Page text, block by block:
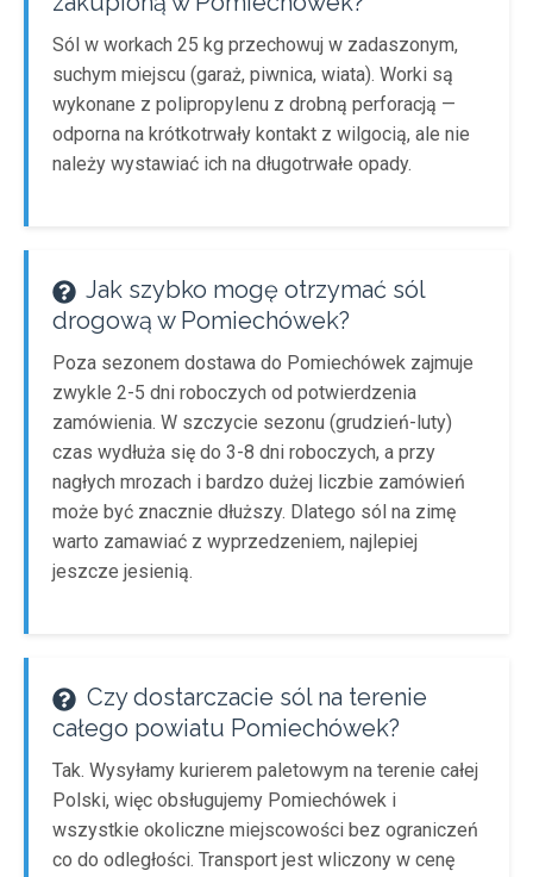
Sól w workach 25 kg przechowuj w zadaszonym,
suchym miejscu (garaż, piwnica, wiata). Worki są
wykonane z polipropylenu z drobną perforacją —
odporna na krótkotrwały kontakt z wilgocią, ale nie
należy wystawiać ich na długotrwałe opady.
Jak szybko mogę otrzymać sól
drogową w Pomiechówek?
Poza sezonem dostawa do Pomiechówek zajmuje
zwykle 2-5 dni roboczych od potwierdzenia
zamówienia. W szczycie sezonu (grudzień-luty)
czas wydłuża się do 3-8 dni roboczych, a przy
nagłych mrozach i bardzo dużej liczbie zamówień
może być znacznie dłuższy. Dlatego sól na zimę
warto zamawiać z wyprzedzeniem, najlepiej
jeszcze jesienią.
Czy dostarczacie sól na terenie
całego powiatu Pomiechówek?
Tak. Wysyłamy kurierem paletowym na terenie całej
Polski, więc obsługujemy Pomiechówek i
wszystkie okoliczne miejscowości bez ograniczeń
co do odległości. Transport jest wliczony w cenę